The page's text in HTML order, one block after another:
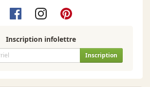
Inscription infolettre
Inscription